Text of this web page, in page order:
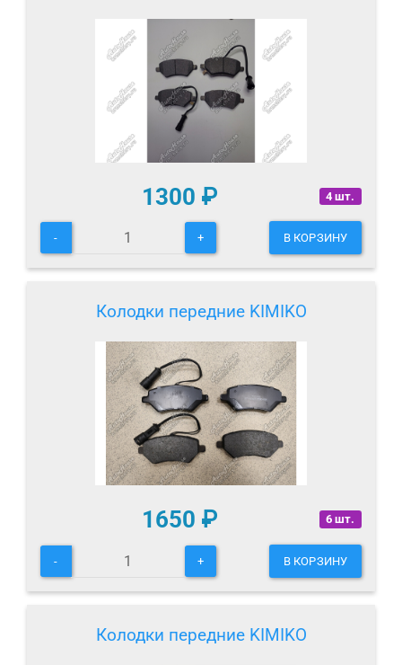
4 шт.
1300 ₽
- + В КОРЗИНУ
Колодки передние KIMIKO
6 шт.
1650 ₽
- + В КОРЗИНУ
Колодки передние KIMIKO